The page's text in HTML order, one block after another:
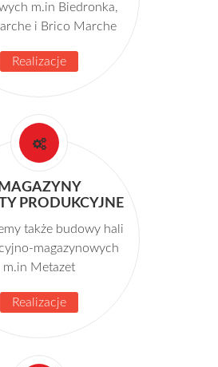
m.in Biedronka,
i Brico Marche
Realizacje
MAGAZYNY
PRODUKCYJNE
także budowy hali
magazynowych
m.in Metazet
Realizacje